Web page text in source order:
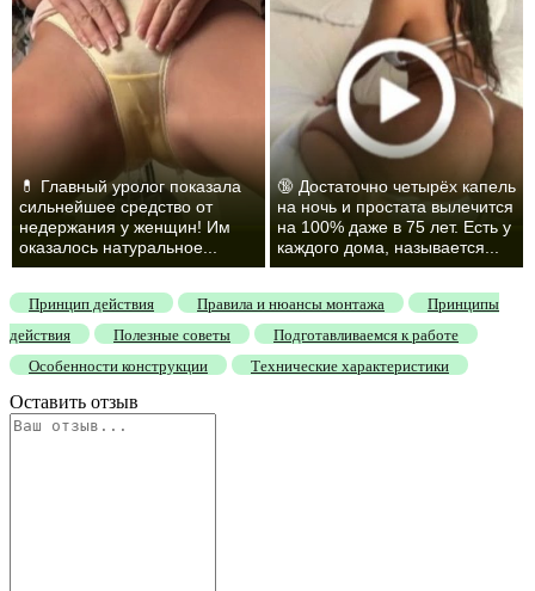
💊 Главный уролог показала
сильнейшее средство от
недержания у женщин! Им
оказалось натуральное...
🔞 Достаточно четырёх капель
на ночь и простата вылечится
на 100% даже в 75 лет. Есть у
каждого дома, называется...
Принцип действия Правила и нюансы монтажа
Принципы
действия
Полезные советы
Подготавливаемся к работе
Особенности конструкции
Технические характеристики
Оставить отзыв